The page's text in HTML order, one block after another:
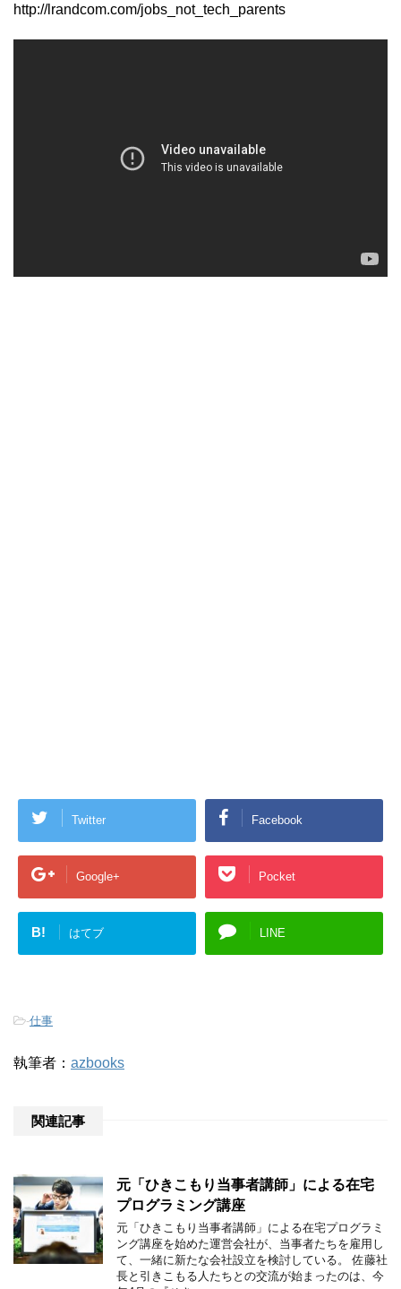
http://lrandcom.com/jobs_not_tech_parents
Twitter Facebook
Google+ Pocket
B! はてブ LINE
-仕事
執筆者： azbooks
関連記事
元「ひきこもり当事者講師」による在宅
プログラミング講座
元「ひきこもり当事者講師」による在宅プログラミ
ング講座を始めた運営会社が、当事者たちを雇用し
て、一緒に新たな会社設立を検討している。 佐藤社
長と引きこもる人たちとの交流が始まったのは、今